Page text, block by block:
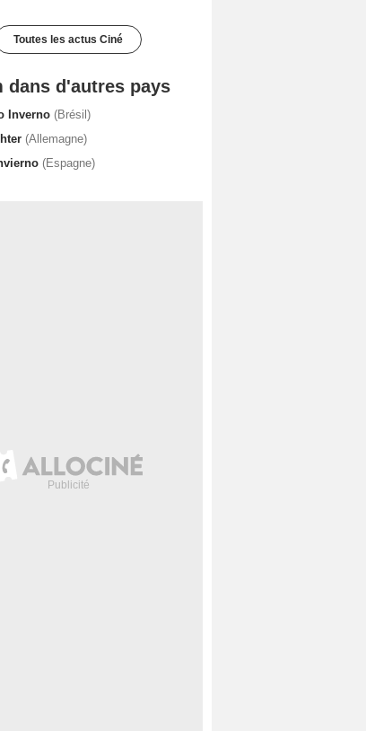
Toutes les actus Ciné
dans d'autres pays
Inverno (Brésil)
(Allemagne)
(Espagne)